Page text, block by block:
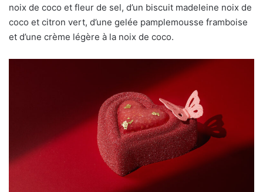
noix de coco et fleur de sel, d’un biscuit madeleine noix de
coco et citron vert, d’une gelée pamplemousse framboise
et d’une crème légère à la noix de coco.